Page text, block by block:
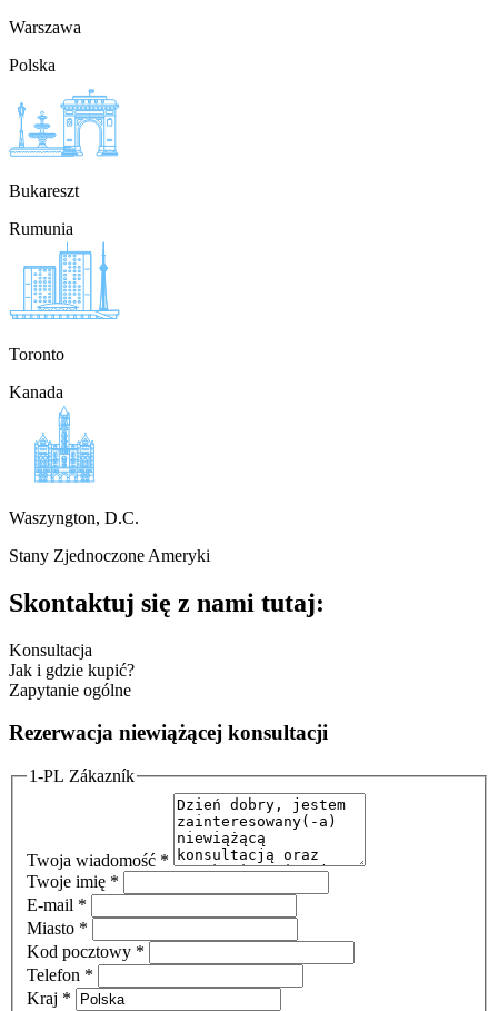
Warszawa
Polska
Bukareszt
Rumunia
Toronto
Kanada
Waszyngton, D.C.
Stany Zjednoczone Ameryki
Skontaktuj się z nami tutaj:
Konsultacja
Jak i gdzie kupić?
Zapytanie ogólne
Rezerwacja niewiążącej konsultacji
1-PL Zákazník
Twoja wiadomość *
Twoje imię *
E-mail *
Miasto *
Kod pocztowy *
Telefon *
Kraj *